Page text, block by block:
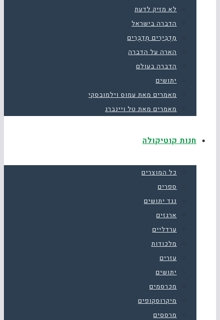
לא מזיק לדעת
הדברה בישראל
מַדְבִּירִים מְדַבְּרִים
הארה על הדברה
הדברה בעולם
יתושים
מאמרים מאת עמוס וילמובסקי
מאמרים מאת טל ויינברג
חנות קוטיקולה
כל המוצרים
ספרים
נגד יתושים
ארגזים
ערדליים
מלכודות
עזרים
יתושים
מכרסמים
מיקרוסקופים
מרססים